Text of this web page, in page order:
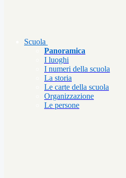
Scuola
Panoramica
I luoghi
I numeri della scuola
La storia
Le carte della scuola
Organizzazione
Le persone